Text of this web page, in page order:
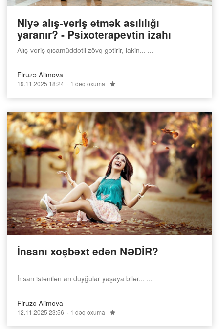
Niyə alış-veriş etmək asılılığı
yaranır? - Psixoterapevtin izahı
Alış-veriş qısamüddətli zövq gətirir, lakin... ...
Firuzə Alimova
19.11.2025 18:24 1 dəq oxuma
İnsanı xoşbəxt edən NƏDİR?
İnsan istənilən an duyğular yaşaya bilər... ...
Firuzə Alimova
12.11.2025 23:56 1 dəq oxuma